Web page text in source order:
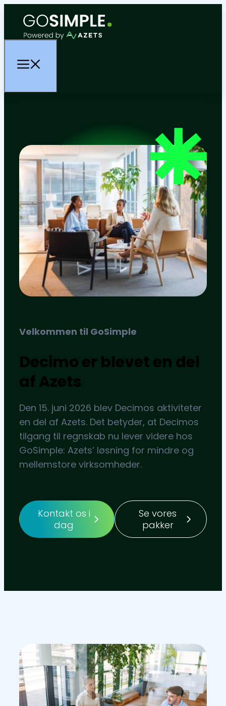
Velkommen til GoSimple
Decimo er blevet en del
af Azets
Den 15. juni 2026 blev Decimos aktiviteter
en del af Azets. Det betyder, at Decimos
tilgang til regnskab nu lever videre hos
GoSimple: Azets’ løsning for mindre og
mellemstore virksomheder.
Kontakt os i
dag
Se vores
pakker